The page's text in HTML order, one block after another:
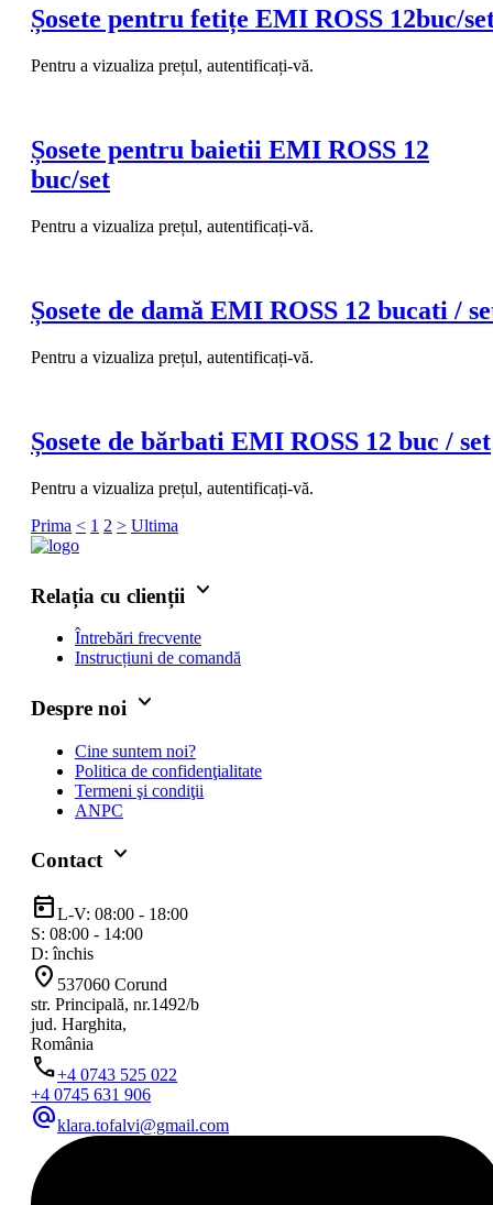
Șosete pentru fetițe EMI ROSS 12buc/
Pentru a vizualiza prețul, autentificați-vă.
Șosete pentru baietii EMI ROSS 12
buc/set
Pentru a vizualiza prețul, autentificați-vă.
Șosete de damă EMI ROSS 12 bucati /
Pentru a vizualiza prețul, autentificați-vă.
Șosete de bărbati EMI ROSS 12 buc / set
Pentru a vizualiza prețul, autentificați-vă.
Prima < 1 2 > Ultima
Relația cu clienții keyboard_arrow_down
Întrebări frecvente
Instrucțiuni de comandă
Despre noi keyboard_arrow_down
Cine suntem noi?
Politica de confidenţialitate
Termeni şi condiţii
ANPC
Contact keyboard_arrow_down
todayL-V: 08:00 - 18:00
S: 08:00 - 14:00
D: închis
location_on 537060 Corund
str. Principală, nr.1492/b
jud. Harghita,
România
phone+4 0743 525 022
+4 0745 631 906
alternate_emailklara.tofalvi@gmail.com